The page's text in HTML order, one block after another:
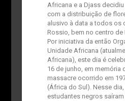
Africana e a Djass
com a distribuição de
alusivo à data a todos os
Rossio, bem no centro de
Por iniciativa da então
Unidade Africana
Africana), este dia é
16 de junho, em memória
massacre ocorrido em
(África do Sul). Nesse
estudantes negros